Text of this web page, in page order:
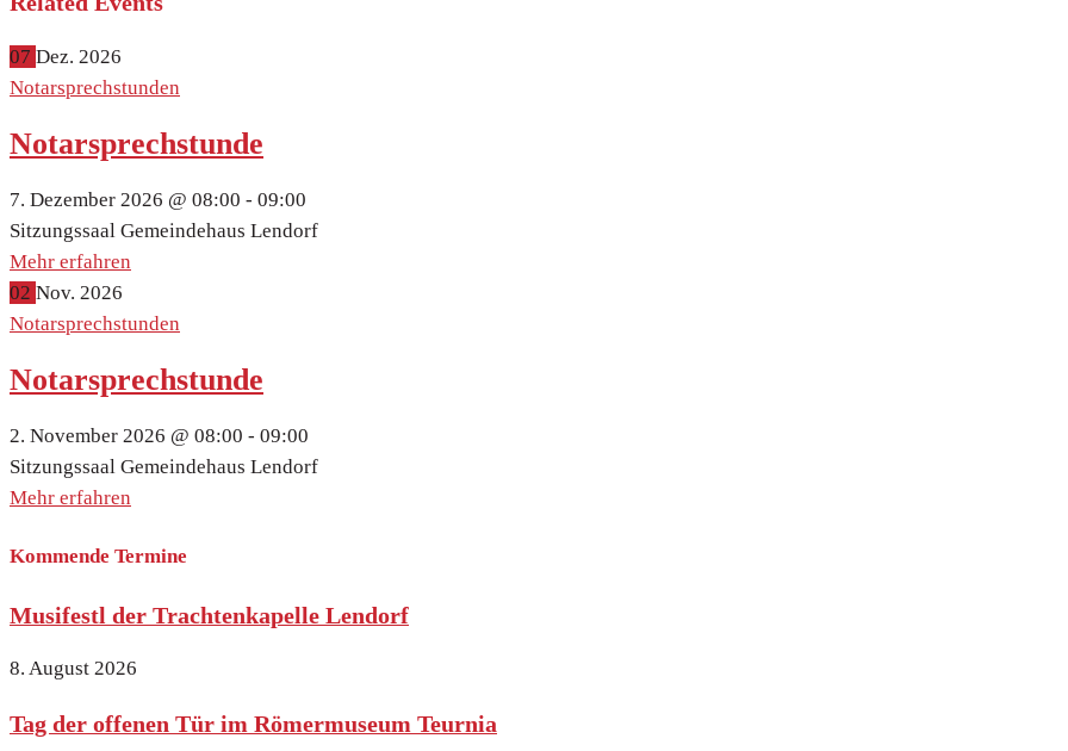
07 Dez. 2026
Notarsprechstunden
Notarsprechstunde
7. Dezember 2026 @ 08:00 - 09:00
Sitzungssaal Gemeindehaus Lendorf
Mehr erfahren
02 Nov. 2026
Notarsprechstunden
Notarsprechstunde
2. November 2026 @ 08:00 - 09:00
Sitzungssaal Gemeindehaus Lendorf
Mehr erfahren
Kommende Termine
Musifestl der Trachtenkapelle Lendorf
8. August 2026
Tag der offenen Tür im Römermuseum Teurnia